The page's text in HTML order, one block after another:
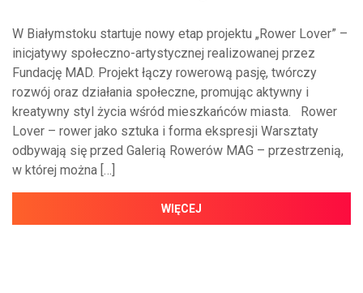
W Białymstoku startuje nowy etap projektu „Rower Lover” –
inicjatywy społeczno-artystycznej realizowanej przez
Fundację MAD. Projekt łączy rowerową pasję, twórczy
rozwój oraz działania społeczne, promując aktywny i
kreatywny styl życia wśród mieszkańców miasta. Rower
Lover – rower jako sztuka i forma ekspresji Warsztaty
odbywają się przed Galerią Rowerów MAG – przestrzenią,
w której można […]
WIĘCEJ